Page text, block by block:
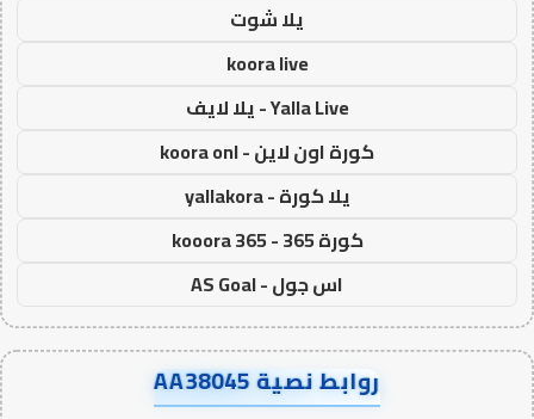
يلا شوت
koora live
Yalla Live - يلا لايف
كورة اون لاين - koora onl
يلا كورة - yallakora
كورة 365 - kooora 365
اس جول - AS Goal
روابط نصية AA38045